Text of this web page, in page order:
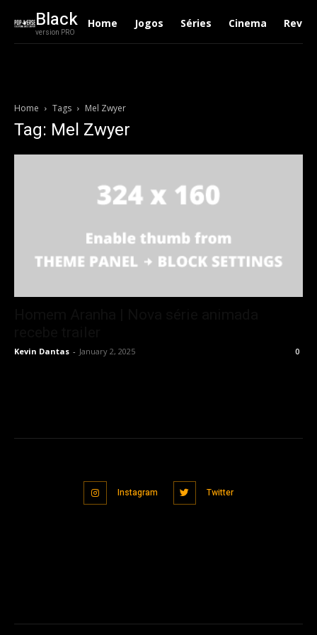
Black
version PRO
Home Jogos Séries Cinema
Home Tags Mel Zwyer
Tag: Mel Zwyer
Kevin Dantas - January 2, 2025 0
Instagram Twitter